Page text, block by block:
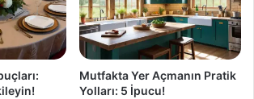
Mutfakta Yer Açmanın Pratik
Yolları: 5 İpucu!